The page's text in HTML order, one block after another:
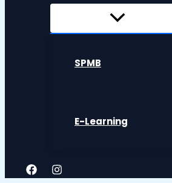
SPMB
E-Learning